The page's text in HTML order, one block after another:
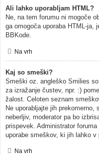
Ali lahko uporabljam HTML?
Ne, na tem forumu ni mogoče
ga omogoča uporaba HTML-ja,
BBKode.
Na vrh
Kaj so smeški?
Smeški oz. angleško Smilies
za izražanje čustev, npr. :)
žalost. Celoten seznam
Ne uporabljajte jih
neberljiv, moderator pa bo
prispevek. Administrator
uporabe smeškov, ki jih lahko v
Na vrh